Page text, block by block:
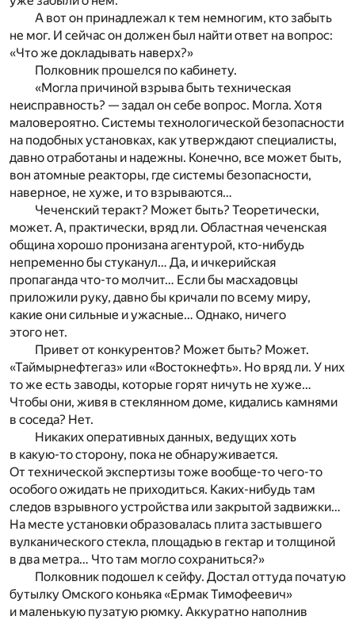
А вот он принадлежал к тем немногим, кто забыть
не мог. И сейчас он должен был найти ответ на вопрос:
«Что же докладывать наверх?»
Полковник прошелся по кабинету.
«Могла причиной взрыва быть техническая
неисправность? — задал он себе вопрос. Могла. Хотя
маловероятно. Системы технологической безопасности
на подобных установках, как утверждают специалисты,
давно отработаны и надежны. Конечно, все может быть,
вон атомные реакторы, где системы безопасности,
наверное, не хуже, и то взрываются…
Чеченский теракт? Может быть? Теоретически,
может. А, практически, вряд ли. Областная чеченская
община хорошо пронизана агентурой, кто-нибудь
непременно бы стуканул… Да, и ичкерийская
пропаганда что-то молчит… Если бы масхадовцы
приложили руку, давно бы кричали по всему миру,
какие они сильные и ужасные… Однако, ничего
этого нет.
Привет от конкурентов? Может быть? Может.
«Таймырнефтегаз» или «Востокнефть». Но вряд ли. У них
то же есть заводы, которые горят ничуть не хуже…
Чтобы они, живя в стеклянном доме, кидались камнями
в соседа? Нет.
Никаких оперативных данных, ведущих хоть
в какую-то сторону, пока не обнаруживается.
От технической экспертизы тоже вообще-то чего-то
особого ожидать не приходиться. Каких-нибудь там
следов взрывного устройства или закрытой задвижки…
На месте установки образовалась плита застывшего
вулканического стекла, площадью в гектар и толщиной
в два метра… Что там могло сохраниться?»
Полковник подошел к сейфу. Достал оттуда початую
бутылку Омского коньяка «Ермак Тимофеевич»
и маленькую пузатую рюмку. Аккуратно наполнив